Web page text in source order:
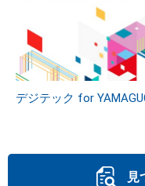
デジテック for
見